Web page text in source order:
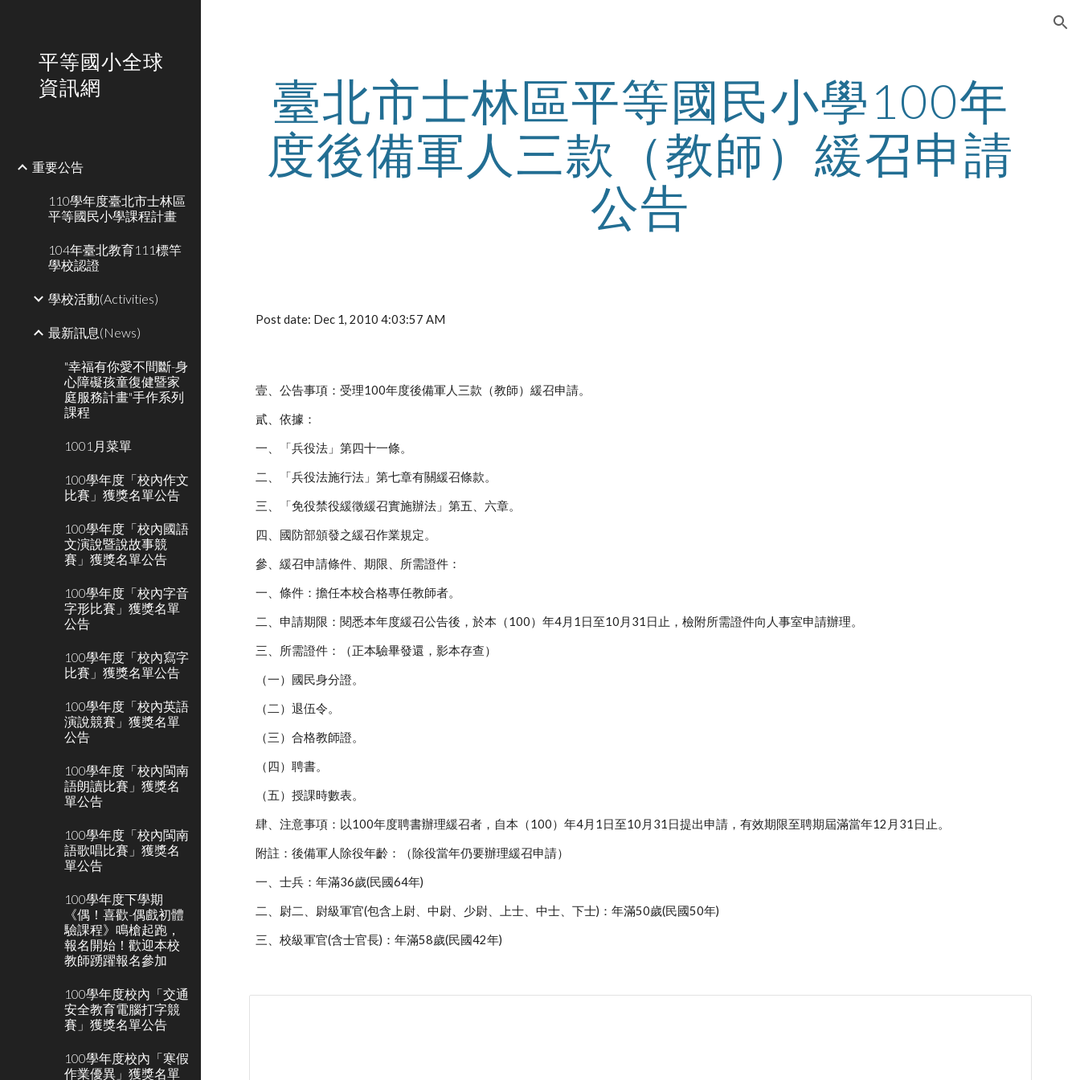
平等國小全球
資訊網
重要公告
110學年度臺北市士林區
平等國民小學課程計畫
104年臺北教育111標竿
學校認證
學校活動(Activities)
最新訊息(News)
"幸福有你愛不間斷-身
心障礙孩童復健暨家
庭服務計畫"手作系列
課程
1001月菜單
100學年度「校內作文
比賽」獲獎名單公告
100學年度「校內國語
文演說暨說故事競
賽」獲獎名單公告
100學年度「校內字音
字形比賽」獲獎名單
公告
100學年度「校內寫字
比賽」獲獎名單公告
100學年度「校內英語
演說競賽」獲獎名單
公告
100學年度「校內閩南
語朗讀比賽」獲獎名
單公告
100學年度「校內閩南
語歌唱比賽」獲獎名
單公告
100學年度下學期
《偶！喜歡-偶戲初體
驗課程》鳴槍起跑，
報名開始！歡迎本校
教師踴躍報名參加
100學年度校內「交通
安全教育電腦打字競
賽」獲獎名單公告
100學年度校內「寒假
作業優異」獲獎名單
臺北市士林區平等國民小學100年
度後備軍人三款（教師）緩召申請
公告
Post date: Dec 1, 2010 4:03:57 AM
壹、公告事項：受理100年度後備軍人三款（教師）緩召申請。
貳、依據：
一、「兵役法」第四十一條。
二、「兵役法施行法」第七章有關緩召條款。
三、「免役禁役緩徵緩召實施辦法」第五、六章。
四、國防部頒發之緩召作業規定。
參、緩召申請條件、期限、所需證件：
一、條件：擔任本校合格專任教師者。
二、申請期限：閱悉本年度緩召公告後，於本（100）年4月1日至10月31日止，檢附所需證件向人事室申請辦理。
三、所需證件：（正本驗畢發還，影本存查）
（一）國民身分證。
（二）退伍令。
（三）合格教師證。
（四）聘書。
（五）授課時數表。
肆、注意事項：以100年度聘書辦理緩召者，自本（100）年4月1日至10月31日提出申請，有效期限至聘期屆滿當年12月31日止。
附註：後備軍人除役年齡：（除役當年仍要辦理緩召申請）
一、士兵：年滿36歲(民國64年)
二、尉二、尉級軍官(包含上尉、中尉、少尉、上士、中士、下士)：年滿50歲(民國50年)
三、校級軍官(含士官長)：年滿58歲(民國42年)